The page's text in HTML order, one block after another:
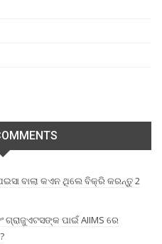
ବାଲା କଏନ ଥିଲେ ବିକ୍ରି କରନ୍ତୁ 2
ଗ୍ରାଜୁଏଟସଙ୍କ ପାଇଁ AIIMS ରେ